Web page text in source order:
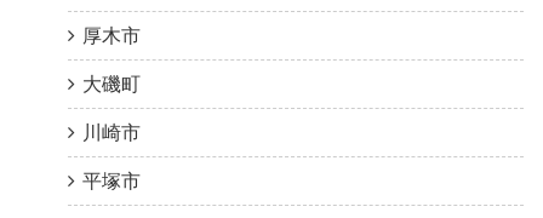
厚木市
大磯町
川崎市
平塚市